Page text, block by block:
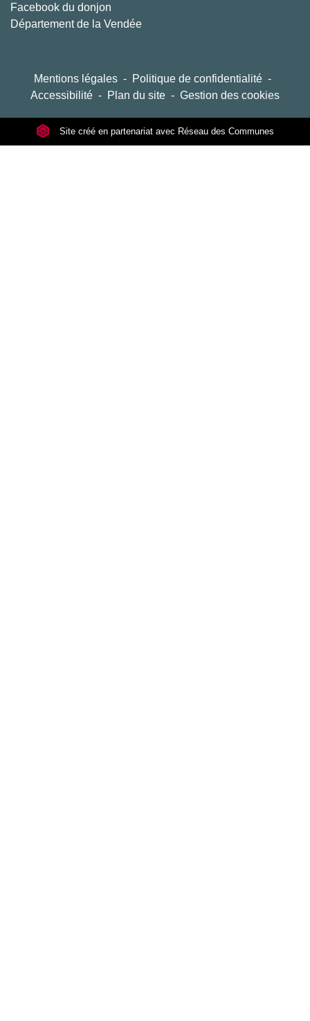
Facebook du donjon
Département de la Vendée
Mentions légales - Politique de confidentialité -
Accessibilité - Plan du site - Gestion des cookies
Site créé en partenariat avec Réseau des Communes